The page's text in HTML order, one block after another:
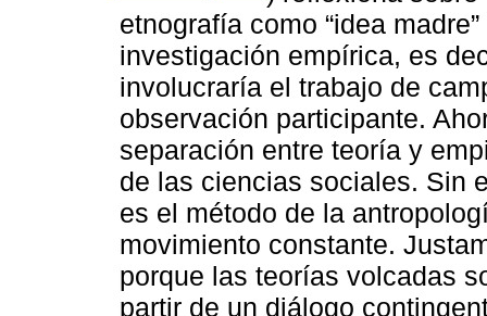
etnografía como “idea
investigación empírica, es
involucraría el trabajo de
observación participante.
separación entre teoría y
de las ciencias sociales. Sin
es el método de la
movimiento constante.
porque las teorías volcadas
partir de un diálogo